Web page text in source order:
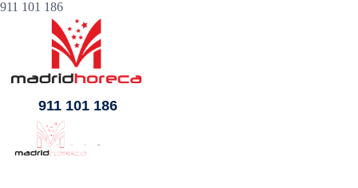
911 101 186
911 101 186